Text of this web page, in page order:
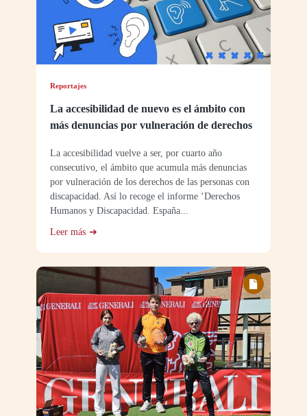
Reportajes
La accesibilidad de nuevo es el ámbito con
más denuncias por vulneración de derechos
La accesibilidad vuelve a ser, por cuarto año
consecutivo, el ámbito que acumula más denuncias
por vulneración de los derechos de las personas con
discapacidad. Así lo recoge el informe ‘Derechos
Humanos y Discapacidad. España...
Leer más